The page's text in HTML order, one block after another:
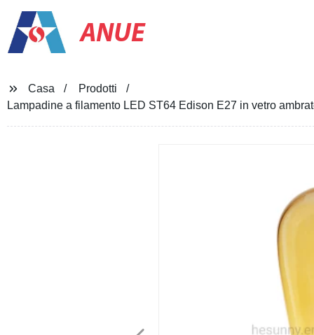
ANUE
Casa
Prodotti
Lampadine a filamento LED ST64 Edison E27 in vetro